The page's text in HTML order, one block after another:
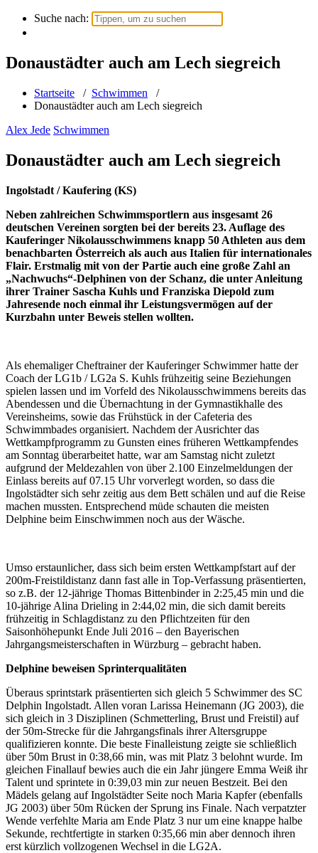
Suche nach:
Donaustädter auch am Lech siegreich
Startseite / Schwimmen /
Donaustädter auch am Lech siegreich
Alex Jede Schwimmen
Donaustädter auch am Lech siegreich
Ingolstadt / Kaufering (KS)
Neben zahlreichen Schwimmsportlern aus insgesamt 26
deutschen Vereinen sorgten bei der bereits 23. Auflage des
Kauferinger Nikolausschwimmens knapp 50 Athleten aus dem
benachbarten Österreich als auch aus Italien für internationales
Flair. Erstmalig mit von der Partie auch eine große Zahl an
„Nachwuchs“-Delphinen von der Schanz, die unter Anleitung
ihrer Trainer Sascha Kuhls und Franziska Diepold zum
Jahresende noch einmal ihr Leistungsvermögen auf der
Kurzbahn unter Beweis stellen wollten.
Als ehemaliger Cheftrainer der Kauferinger Schwimmer hatte der
Coach der LG1b / LG2a S. Kuhls frühzeitig seine Beziehungen
spielen lassen und im Vorfeld des Nikolausschwimmens bereits das
Abendessen und die Übernachtung in der Gymnastikhalle des
Vereinsheims, sowie das Frühstück in der Cafeteria des
Schwimmbades organisiert. Nachdem der Ausrichter das
Wettkampfprogramm zu Gunsten eines früheren Wettkampfendes
am Sonntag überarbeitet hatte, war am Samstag nicht zuletzt
aufgrund der Meldezahlen von über 2.100 Einzelmeldungen der
Einlass bereits auf 07.15 Uhr vorverlegt worden, so dass die
Ingolstädter sich sehr zeitig aus dem Bett schälen und auf die Reise
machen mussten. Entsprechend müde schauten die meisten
Delphine beim Einschwimmen noch aus der Wäsche.
Umso erstaunlicher, dass sich beim ersten Wettkampfstart auf der
200m-Freistildistanz dann fast alle in Top-Verfassung präsentierten,
so z.B. der 12-jährige Thomas Bittenbinder in 2:25,45 min und die
10-jährige Alina Drieling in 2:44,02 min, die sich damit bereits
frühzeitig in Schlagdistanz zu den Pflichtzeiten für den
Saisonhöhepunkt Ende Juli 2016 – den Bayerischen
Jahrgangsmeisterschaften in Würzburg – gebracht haben.
Delphine beweisen Sprinterqualitäten
Überaus sprintstark präsentierten sich gleich 5 Schwimmer des SC
Delphin Ingolstadt. Allen voran Larissa Heinemann (JG 2003), die
sich gleich in 3 Disziplinen (Schmetterling, Brust und Freistil) auf
der 50m-Strecke für die Jahrgangsfinals ihrer Altersgruppe
qualifizieren konnte. Die beste Finalleistung zeigte sie schließlich
über 50m Brust in 0:38,66 min, was mit Platz 3 belohnt wurde. Im
gleichen Finallauf bewies auch die ein Jahr jüngere Emma Weiß ihr
Talent und sprintete in 0:39,03 min zur neuen Bestzeit. Bei den
Mädels gelang auf Ingolstädter Seite noch Maria Kapfer (ebenfalls
JG 2003) über 50m Rücken der Sprung ins Finale. Nach verpatzter
Wende verfehlte Maria am Ende Platz 3 nur um eine knappe halbe
Sekunde, rechtfertigte in starken 0:35,66 min aber dennoch ihren
erst kürzlich vollzogenen Wechsel in die LG2A.